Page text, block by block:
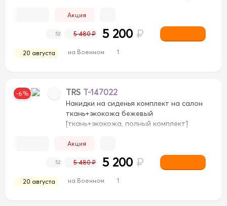
Акция
20 августа на Военном 1
52 5 480 ₽ 5 200 ₽
-6% TRS T-147022
Накидки на сиденья комплект на салон
ткань+экокожа бежевый
[ткань+экокожа, полный комплект]
Акция
20 августа на Военном 1
52 5 480 ₽ 5 200 ₽